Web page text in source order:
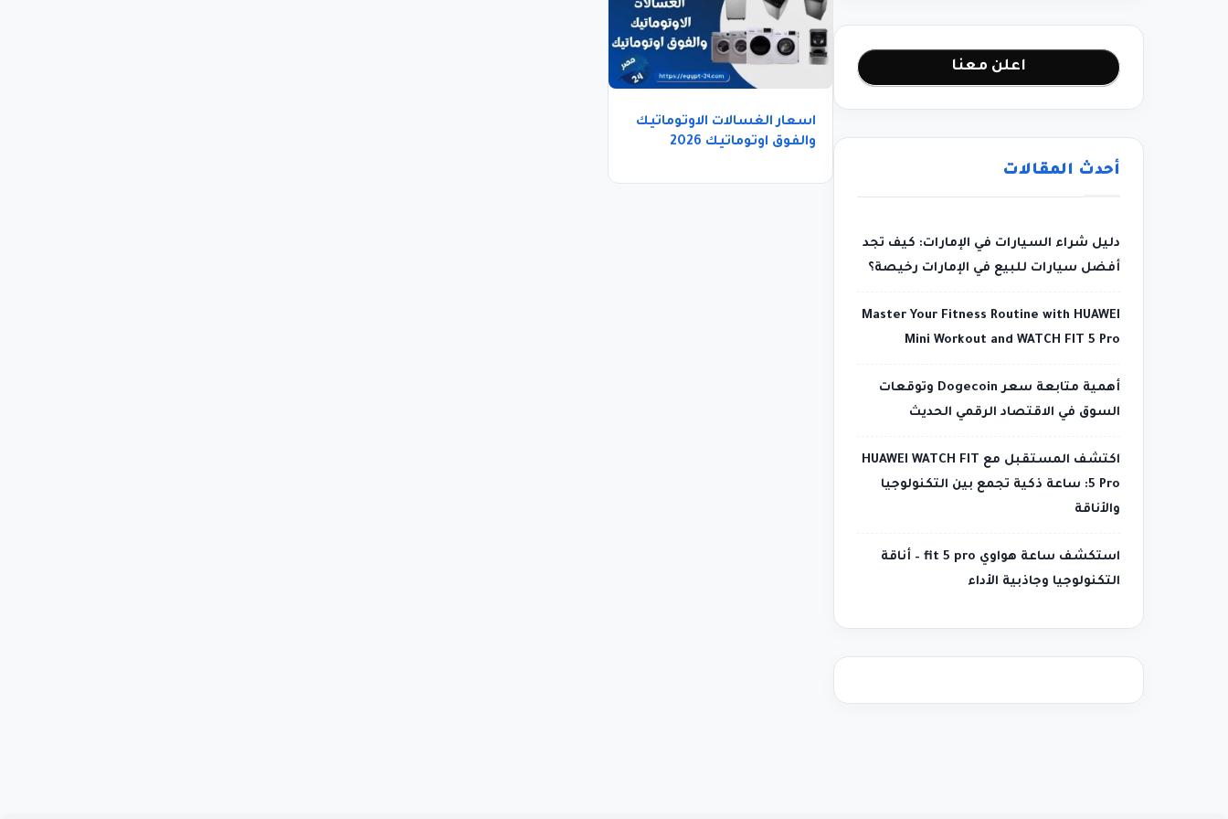
اسعار الغسالات الاوتوماتيك
والفوق اوتوماتيك 2026
اعلن معنا
أحدث المقالات
دليل شراء السيارات في الإمارات: كيف تجد
أفضل سيارات للبيع في الإمارات رخيصة؟
Master Your Fitness Routine with HUAWEI
Mini Workout and WATCH FIT 5 Pro
أهمية متابعة سعر Dogecoin وتوقعات
السوق في الاقتصاد الرقمي الحديث
اكتشف المستقبل مع HUAWEI WATCH FIT
5 Pro: ساعة ذكية تجمع بين التكنولوجيا
والأناقة
استكشف ساعة هواوي fit 5 pro – أناقة
التكنولوجيا وجاذبية الأداء